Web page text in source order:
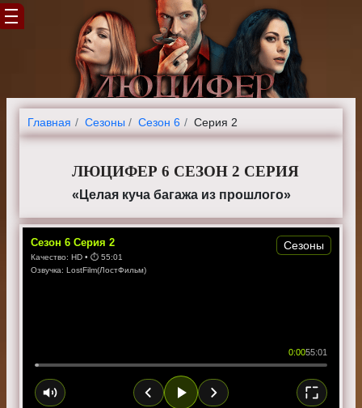
Главная Cезоны Сезон 6 Серия 2
ЛЮЦИФЕР 6 СЕЗОН 2 СЕРИЯ
«Целая куча багажа из прошлого»
Сезон 6 Серия 2
Качество: HD • ⏱ 55:01
Озвучка: LostFilm(ЛостФильм)
0:0055:01
Сезоны